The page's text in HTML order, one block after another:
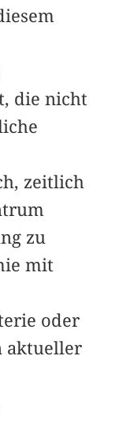
die nicht
zeitlich
zu
mit
oder
aktueller